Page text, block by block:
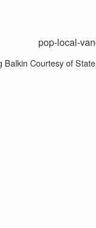
Balkin Courtesy of